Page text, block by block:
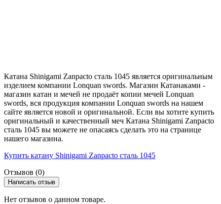
Катана Shinigami Zanpacto сталь 1045 является оригинальным
изделием компании Lonquan swords. Магазин Катанаками -
магазин катан и мечей не продаёт копии мечей Lonquan
swords, вся продукция компании Lonquan swords на нашем
сайте является новой и оригинальной. Если вы хотите купить
оригинальный и качественный меч Катана Shinigami Zanpacto
сталь 1045 вы можете не опасаясь сделать это на странице
нашего магазина.
Купить катану Shinigami Zanpacto сталь 1045
Отзывов (0)
Написать отзыв
Нет отзывов о данном товаре.